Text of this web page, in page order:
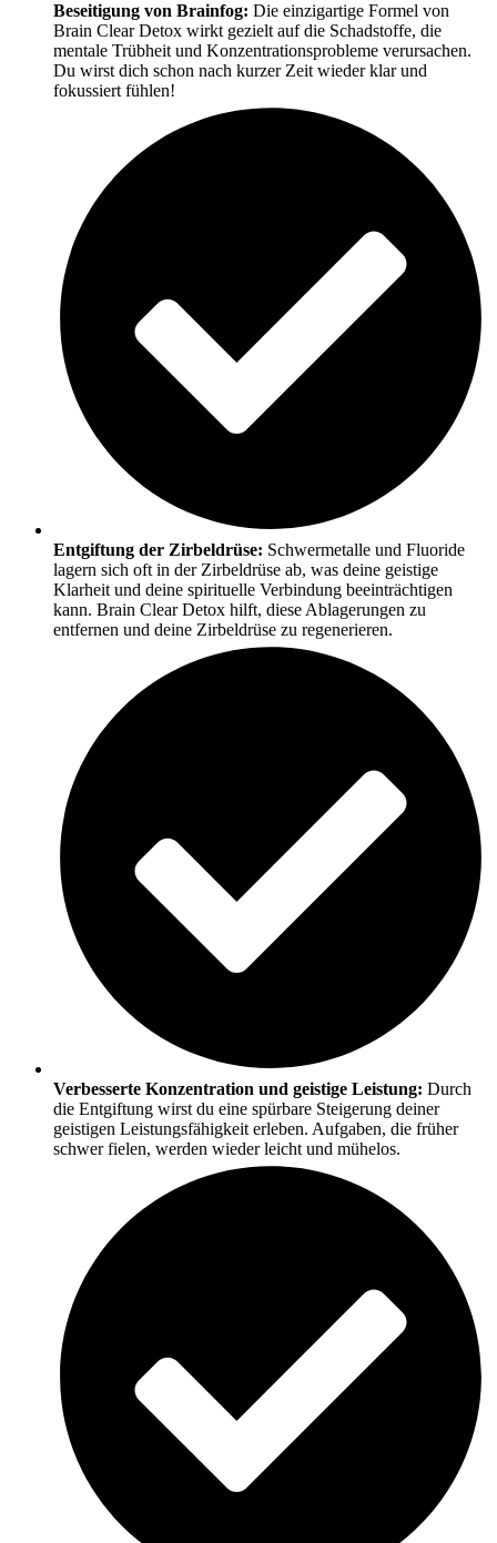
Beseitigung von Brainfog: Die einzigartige Formel von
Brain Clear Detox wirkt gezielt auf die Schadstoffe, die
mentale Trübheit und Konzentrationsprobleme verursachen.
Du wirst dich schon nach kurzer Zeit wieder klar und
fokussiert fühlen!
Entgiftung der Zirbeldrüse: Schwermetalle und Fluoride
lagern sich oft in der Zirbeldrüse ab, was deine geistige
Klarheit und deine spirituelle Verbindung beeinträchtigen
kann. Brain Clear Detox hilft, diese Ablagerungen zu
entfernen und deine Zirbeldrüse zu regenerieren.
Verbesserte Konzentration und geistige Leistung: Durch
die Entgiftung wirst du eine spürbare Steigerung deiner
geistigen Leistungsfähigkeit erleben. Aufgaben, die früher
schwer fielen, werden wieder leicht und mühelos.